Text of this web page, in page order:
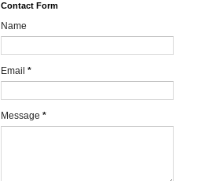
Contact Form
Name
Email *
Message *